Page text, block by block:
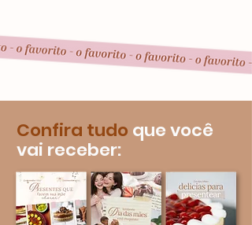
Confira tudo que você
vai receber: